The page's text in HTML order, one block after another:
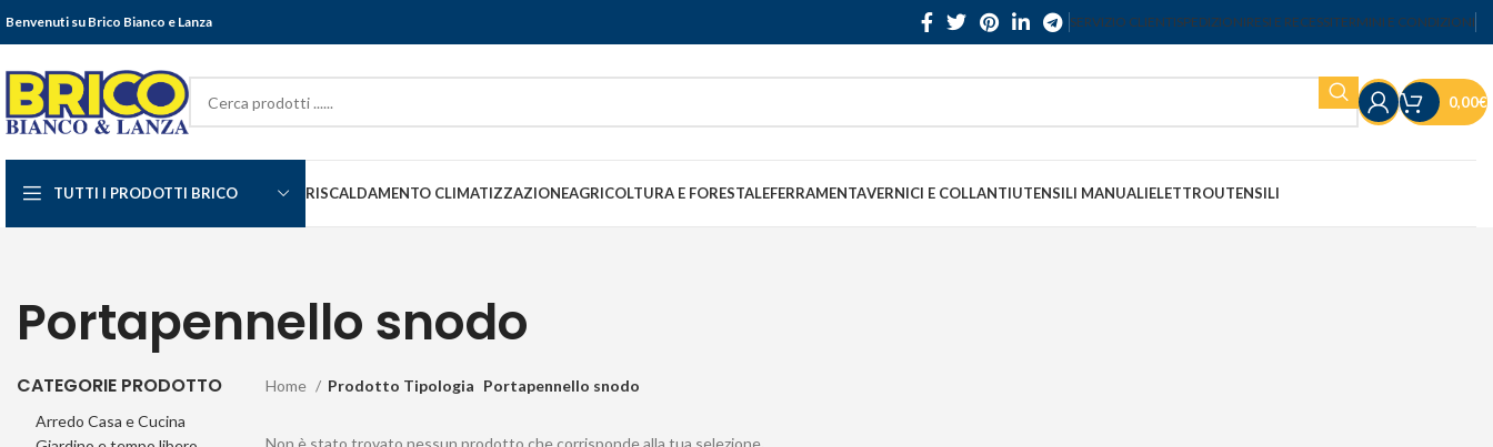
Benvenuti su Brico Bianco e Lanza SERVIZIO CLIENTISPEDIZIONIRESI E RECESSITERMINI E CONDIZIONI
0,00€
TUTTI I PRODOTTI BRICO RISCALDAMENTO CLIMATIZZAZIONEAGRICOLTURA E FORESTALEFERRAMENTAVERNICI E COLLANTIUTENSILI MANUALIELETTROUTENSILI
Portapennello snodo
CATEGORIE PRODOTTO
Arredo Casa e Cucina
Home Prodotto Tipologia Portapennello snodo
Non è stato trovato nessun prodotto che corrisponde alla tua selezione.